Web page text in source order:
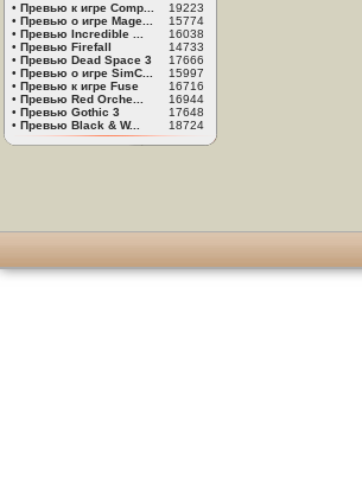
• Превью к игре Comp...
19223
• Превью о игре Mage...
15774
• Превью Incredible ...
16038
• Превью Firefall
14733
• Превью Dead Space 3
17666
• Превью о игре SimC...
15997
• Превью к игре Fuse
16716
• Превью Red Orche...
16944
• Превью Gothic 3
17648
• Превью Black & W... 18724